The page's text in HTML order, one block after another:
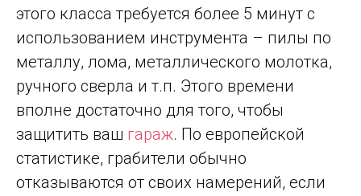
этого класса требуется более 5 минут с
использованием инструмента – пилы по
металлу, лома, металлического молотка,
ручного сверла и т.п. Этого времени
вполне достаточно для того, чтобы
защитить ваш гараж. По европейской
статистике, грабители обычно
отказываются от своих намерений, если